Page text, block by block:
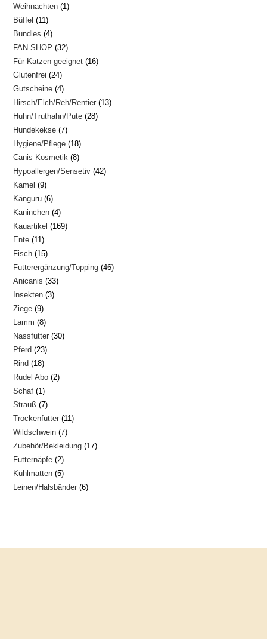
Produkt
Weihnachten 11
Büffel 1111
Produkte
Bundles 44
Produkte
FAN-SHOP 3232
Produkte
Für Katzen geeignet 1616
Glutenfrei 2424
Produkte
Gutscheine 44
Produkte
Hirsch/Elch/Reh/Rentier 1313
Huhn/Truthahn/Pute 2828
Hundekekse 77
Produkte
Hygiene/Pflege 1818
Produkte
Canis Kosmetik 88
Produkte
Hypoallergen/Sensetiv 4242
Kamel 99
Produkte
Känguru 66
Produkte
Kaninchen 44
Produkte
Kauartikel 169169
Ente 1111
Produkte
Fisch 1515
Produkte
Futterergänzung/Topping 4646
Anicanis 3333
Insekten 33
Ziege 99
Produkte
Lamm 88
Produkte
Nassfutter 3030
Pferd 2323
Rind 1818
Produkte
Rudel Abo 22
Schaf 11
Produkt
Strauß 77
Produkte
Trockenfutter 1111
Wildschwein 77
Produkte
Zubehör/Bekleidung 1717
Futternäpfe 22
Produkte
Kühlmatten 55
Produkte
Leinen/Halsbänder 66